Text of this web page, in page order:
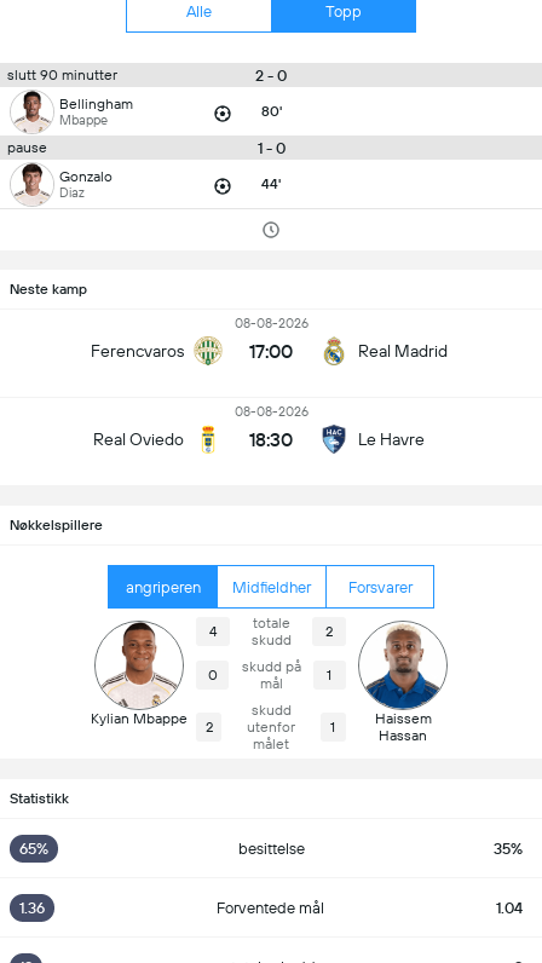
Alle Topp
slutt 90 minutter 2 - 0
Bellingham
Mbappe 80'
pause 1 - 0
Gonzalo
Diaz 44'
Neste kamp
Ferencvaros
08-08-2026
17:00 Real Madrid
Real Oviedo
08-08-2026
18:30 Le Havre
Nøkkelspillere
angriperen Midfieldher Forsvarer
Kylian Mbappe
4
totale
skudd
2
0
skudd på
mål
1
2
skudd
utenfor
målet
1
Haissem
Hassan
Statistikk
65% besittelse 35%
1.36 Forventede mål 1.04